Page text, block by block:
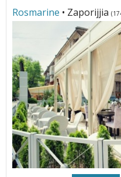
Rosmarine • Zaporijjia